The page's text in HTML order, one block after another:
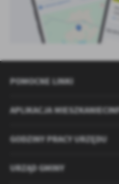
POMOCNE LINKI
APLIKACJA
GODZINY PRACY URZĘDU
URZĄD GMINY